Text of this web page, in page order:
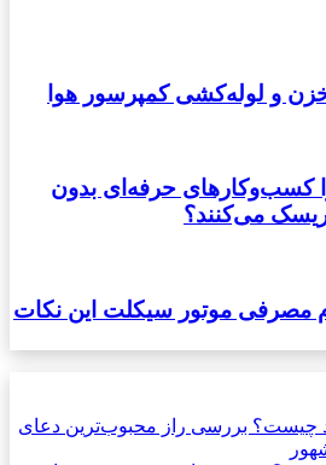
و لوله‌کشی کمپرسور هوا
کسب‌وکارهای حرفه‌ای بدون
می‌کنند؟
مصرفی موتور سیکلت این نکات